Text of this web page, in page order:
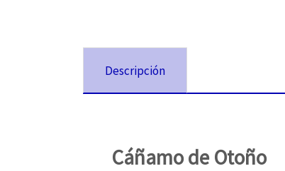
Descripción
Cáñamo de Otoño